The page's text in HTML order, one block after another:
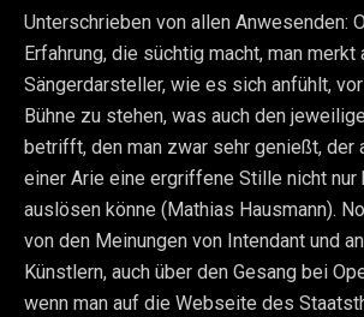
Unterschrieben von allen Anwesenden:
Erfahrung, die süchtig macht, man merkt
Sängerdarsteller, wie es sich anfühlt,
Bühne zu stehen, was auch den
betrifft, den man zwar sehr genießt, der
einer Arie eine ergriffene Stille nicht nur
auslösen könne (Mathias Hausmann).
von den Meinungen von Intendant und
Künstlern, auch über den Gesang bei
wenn man auf die Webseite des